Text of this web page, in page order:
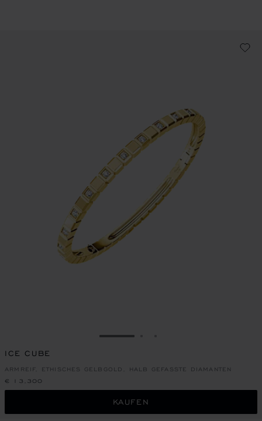
ZUR FOLIE GEHEN 1
ICE CUBE
ARMREIF, ETHISCHES GELBGOLD, HALB GEFASSTE DIAMANTEN
€ 13,300
KAUFEN